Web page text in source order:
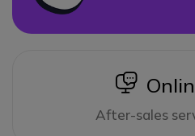
icon
After-sales